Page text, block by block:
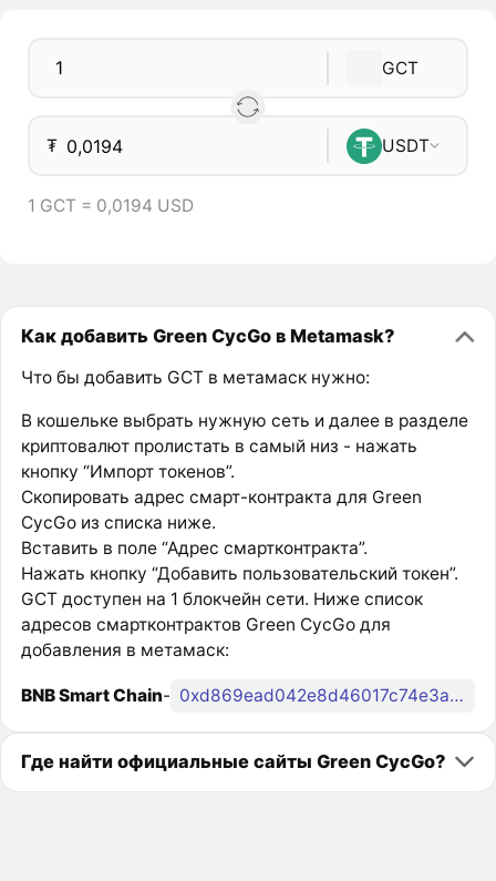
GCT
₮ USDT
1 GCT = 0,0194 USD
Как добавить Green CycGo в Metamask?
Что бы добавить GCT в метамаск нужно:
В кошельке выбрать нужную сеть и далее в разделе
криптовалют пролистать в самый низ - нажать
кнопку “Импорт токенов”.
Скопировать адрес смарт-контракта для Green
CycGo из списка ниже.
Вставить в поле “Адрес смартконтракта”.
Нажать кнопку “Добавить пользовательский токен”.
GCT доступен на 1 блокчейн сети. Ниже список
адресов смартконтрактов Green CycGo для
добавления в метамаск:
BNB Smart Chain- 0xd869ead042e8d46017c74e3accf8bb90b7ef565a
Где найти официальные сайты Green CycGo?